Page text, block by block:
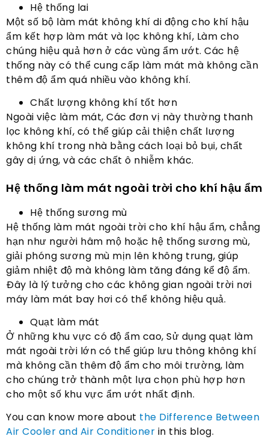
Hệ thống lai
Một số bộ làm mát không khí di động cho khí hậu
ẩm kết hợp làm mát và lọc không khí, Làm cho
chúng hiệu quả hơn ở các vùng ẩm ướt. Các hệ
thống này có thể cung cấp làm mát mà không cần
thêm độ ẩm quá nhiều vào không khí.
Chất lượng không khí tốt hơn
Ngoài việc làm mát, Các đơn vị này thường thanh
lọc không khí, có thể giúp cải thiện chất lượng
không khí trong nhà bằng cách loại bỏ bụi, chất
gây dị ứng, và các chất ô nhiễm khác.
Hệ thống làm mát ngoài trời cho khí hậu ẩm
Hệ thống sương mù
Hệ thống làm mát ngoài trời cho khí hậu ẩm, chẳng
hạn như người hâm mộ hoặc hệ thống sương mù,
giải phóng sương mù mịn lên không trung, giúp
giảm nhiệt độ mà không làm tăng đáng kể độ ẩm.
Đây là lý tưởng cho các không gian ngoài trời nơi
máy làm mát bay hơi có thể không hiệu quả.
Quạt làm mát
Ở những khu vực có độ ẩm cao, Sử dụng quạt làm
mát ngoài trời lớn có thể giúp lưu thông không khí
mà không cần thêm độ ẩm cho môi trường, làm
cho chúng trở thành một lựa chọn phù hợp hơn
cho một số khu vực ẩm ướt nhất định.
You can know more about the Difference Between
Air Cooler and Air Conditioner in this blog.